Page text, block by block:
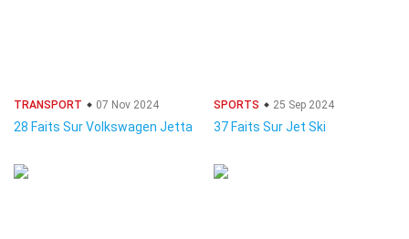
TRANSPORT 07 Nov 2024
28 Faits Sur Volkswagen Jetta
SPORTS 25 Sep 2024
37 Faits Sur Jet Ski